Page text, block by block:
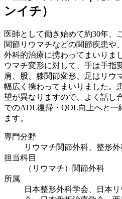
医師として働き始めて約30年、
関節リウマチなどの関節疾患や
外科的治療に携わってまいりま
ウマチ変形に対して、手は手指
肩、股、膝関節変形、足はリウ
幅広く携わってまいりました。
望が異なりますので、よく話し
でのADL復帰・QOL向上へと一
ます。
専門分野
リウマチ関節外科、整形
担当科目
（リウマチ）関節外科
所属
日本整形外科学会、日本